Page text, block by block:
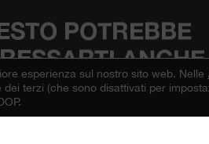
POTREBBE
ANCHE
informazioni più
esperienza sul nostro sito web. Nelle
terzi (che sono disattivati per